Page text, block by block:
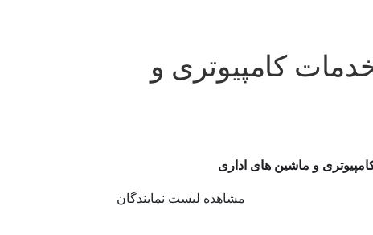
کامپیوتری و
و ماشین های اداری
مشاهده لیست نمایندگان